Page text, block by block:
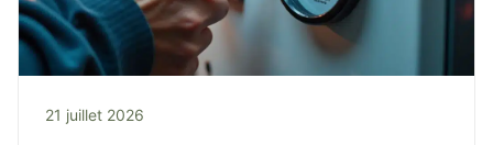
21 juillet 2026